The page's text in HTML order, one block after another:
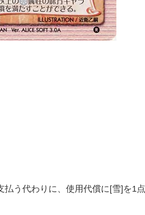
う代わりに、使用代償に[雪]を1